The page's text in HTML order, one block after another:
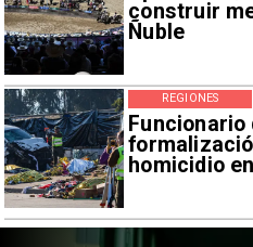
construir
Ñuble
homicidio
REGIONES